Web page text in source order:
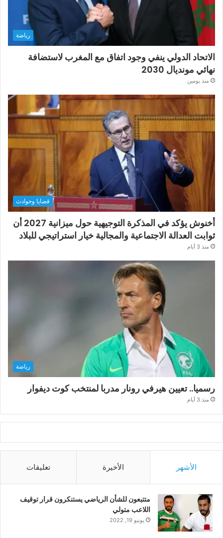
رياضة
الاتحاد الدولي ينفي وجود اتفاق مع المغرب لاستضافة
نهائي مونديال 2030
منذ يومين
قضايا وحوادث
أخنوش يؤكد في المذكرة التوجيهية حول ميزانية 2027 أن
ثوابت العدالة الاجتماعية والمجالية خيار استراتيجي للبلاد
منذ 3 أيام
رياضة
رسميا.. تعيين هيرفي رونار مدربا لمنتخب كوت ديفوار
منذ 3 أيام
الأشهر الأخيرة تعليقات
متتبعون للشأن الرياضي يستنكرون قرار توقيف
اللاعب متولي
يونيو 19, 2022